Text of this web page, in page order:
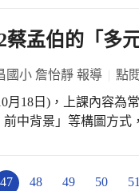
們也實地到校園裡拍
材也更為多元，從校
等，都能被拿來當作
滿創意及個人特色，攝
攝影作品。 . 更多好照
臺中市大甲區
蔡孟伯的「多
國小 詹怡靜 報導 點
月18日)，上課內容為
中背景」等構圖方式
們也實地到校園裡拍
47 48 49 50 51